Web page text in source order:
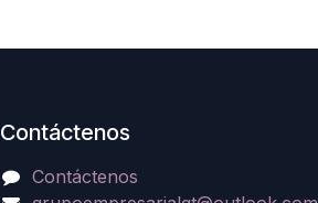
Contáctenos
Contáctenos